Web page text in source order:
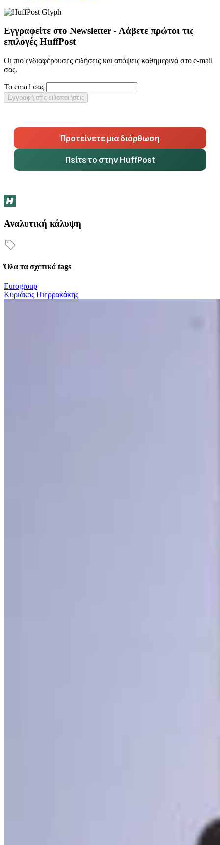
Εγγραφείτε στο Newsletter - Λάβετε πρώτοι τις
επιλογές HuffPost
Οι πιο ενδιαφέρουσες ειδήσεις και απόψεις καθημερινά στο e-mail
σας.
Το email σας
Εγγραφή στις ειδοποιήσεις
Προτείνετε μια διόρθωση
Πείτε το στην HuffPost
Αναλυτική κάλυψη
Όλα τα σχετικά tags
Eurogroup
Κυριάκος Πιερρακάκης